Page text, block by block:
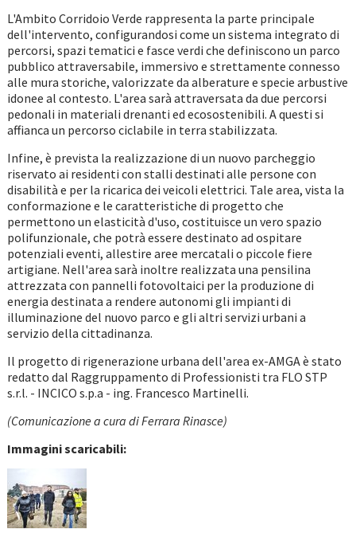
L'Ambito Corridoio Verde rappresenta la parte principale
dell'intervento, configurandosi come un sistema integrato di
percorsi, spazi tematici e fasce verdi che definiscono un parco
pubblico attraversabile, immersivo e strettamente connesso
alle mura storiche, valorizzate da alberature e specie arbustive
idonee al contesto. L'area sarà attraversata da due percorsi
pedonali in materiali drenanti ed ecosostenibili. A questi si
affianca un percorso ciclabile in terra stabilizzata.
Infine, è prevista la realizzazione di un nuovo parcheggio
riservato ai residenti con stalli destinati alle persone con
disabilità e per la ricarica dei veicoli elettrici. Tale area, vista la
conformazione e le caratteristiche di progetto che
permettono un elasticità d'uso, costituisce un vero spazio
polifunzionale, che potrà essere destinato ad ospitare
potenziali eventi, allestire aree mercatali o piccole fiere
artigiane. Nell'area sarà inoltre realizzata una pensilina
attrezzata con pannelli fotovoltaici per la produzione di
energia destinata a rendere autonomi gli impianti di
illuminazione del nuovo parco e gli altri servizi urbani a
servizio della cittadinanza.
Il progetto di rigenerazione urbana dell'area ex-AMGA è stato
redatto dal Raggruppamento di Professionisti tra FLO STP
s.r.l. - INCICO s.p.a - ing. Francesco Martinelli.
(Comunicazione a cura di Ferrara Rinasce)
Immagini scaricabili: